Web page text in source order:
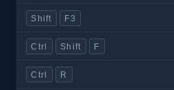
Shift F3
Ctrl Shift F
Ctrl R